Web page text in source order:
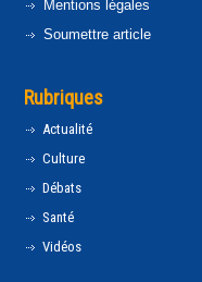
Mentions légales
Soumettre article
Rubriques
Actualité
Culture
Débats
Santé
Vidéos